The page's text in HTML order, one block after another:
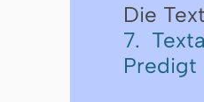
Die
7.
Predigt